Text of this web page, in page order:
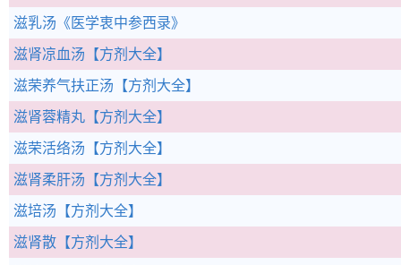
滋乳汤 《医学衷中参西录》
滋肾凉血汤 【方剂大全】
滋荣养气扶正汤 【方剂大全】
滋肾蓉精丸 【方剂大全】
滋荣活络汤 【方剂大全】
滋肾柔肝汤 【方剂大全】
滋培汤 【方剂大全】
滋肾散 【方剂大全】